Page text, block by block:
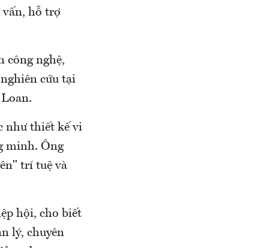
vấn, hỗ trợ
công nghệ,
cứu tại
như thiết kế vi
minh. Ông
trí tuệ và
hội, cho biết
lý, chuyên